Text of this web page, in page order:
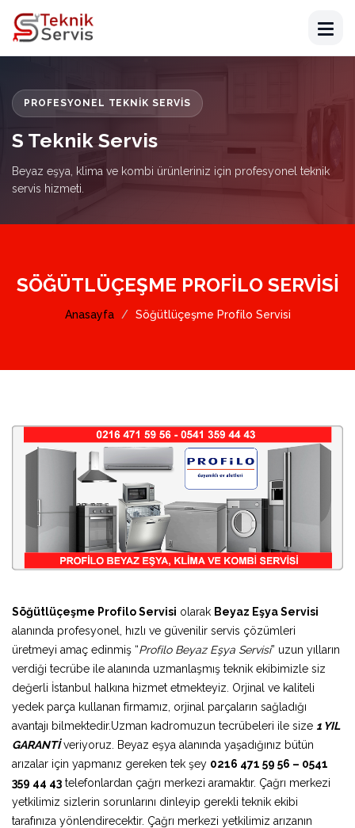
PROFESYONEL TEKNIK SERVIS
S Teknik Servis
Beyaz eşya, klima ve kombi ürünleriniz için profesyonel teknik
servis hizmeti.
SÖĞÜTLÜÇEŞME PROFILO SERVISI
Anasayfa Söğütlüçeşme Profilo Servisi
Söğütlüçeşme Profilo Servisi olarak Beyaz Eşya Servisi
alanında profesyonel, hızlı ve güvenilir servis çözümleri
üretmeyi amaç edinmiş “Profilo Beyaz Eşya Servisi” uzun yılların
verdiği tecrübe ile alanında uzmanlaşmış teknik ekibimizle siz
değerli İstanbul halkına hizmet etmekteyiz. Orjinal ve kaliteli
yedek parça kullanan firmamız, orjinal parçaların sağladığı
avantajı bilmektedir.Uzman kadromuzun tecrübeleri ile size 1 YIL
GARANTİveriyoruz. Beyaz eşya alanında yaşadığınız bütün
arızalar için yapmanız gereken tek şey 0216 471 59 56 – 0541
359 44 43 telefonlardan çağrı merkezi aramaktır. Çağrı merkezi
yetkilimiz sizlerin sorunlarını dinleyip gerekli teknik ekibi
tarafınıza yönlendirecektir. Çağrı merkezi yetkilimiz arızanın